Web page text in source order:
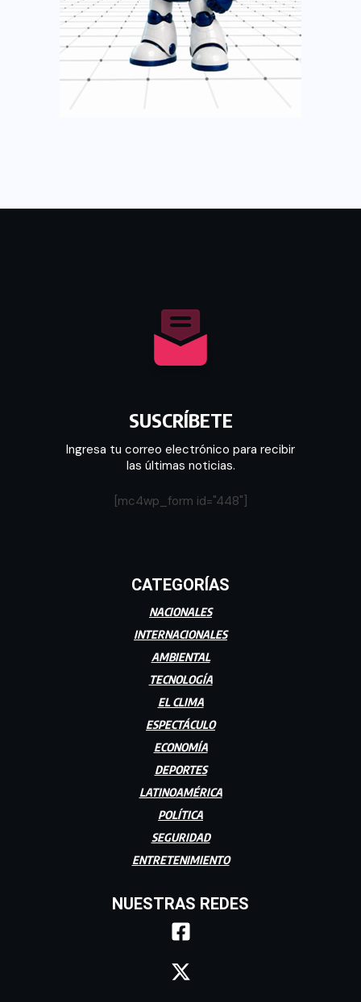
SUSCRÍBETE
Ingresa tu correo electrónico para recibir
las últimas noticias.
[mc4wp_form id="448"]
CATEGORÍAS
NACIONALES
INTERNACIONALES
AMBIENTAL
TECNOLOGÍA
EL CLIMA
ESPECTÁCULO
ECONOMÍA
DEPORTES
LATINOAMÉRICA
POLÍTICA
SEGURIDAD
ENTRETENIMIENTO
NUESTRAS REDES